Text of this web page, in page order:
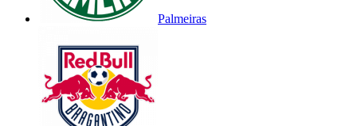
Palmeiras